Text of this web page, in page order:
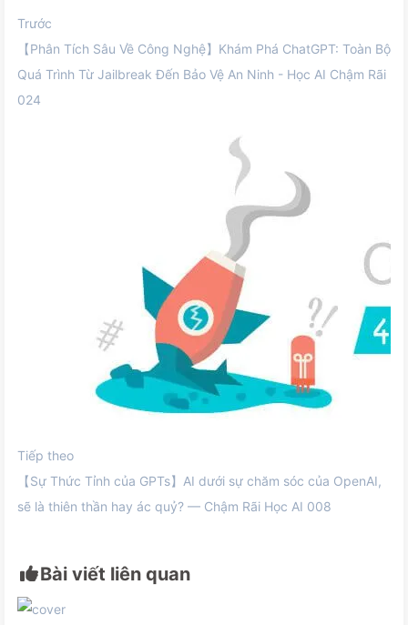
Trước
【Phân Tích Sâu Về Công Nghệ】Khám Phá ChatGPT: Toàn Bộ
Quá Trình Từ Jailbreak Đến Bảo Vệ An Ninh - Học AI Chậm Rãi
024
Tiếp theo
【Sự Thức Tỉnh của GPTs】AI dưới sự chăm sóc của OpenAI,
sẽ là thiên thần hay ác quỷ? — Chậm Rãi Học AI 008
Bài viết liên quan